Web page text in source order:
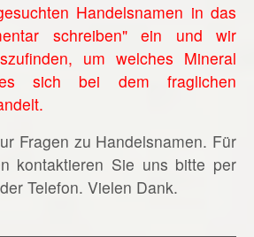
Handelsnamen in das
schreiben" ein und wir
um welches Mineral
sich bei dem fraglichen
Fragen zu Handelsnamen. Für
kontaktieren Sie uns bitte per
Telefon. Vielen Dank.